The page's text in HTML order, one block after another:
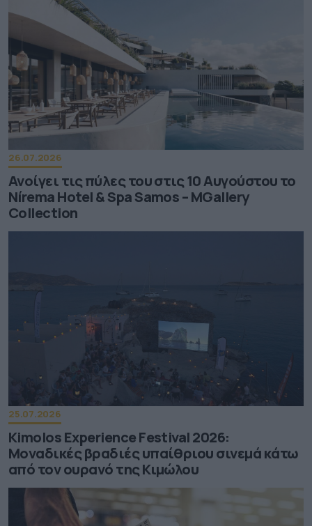
26.07.2026
Ανοίγει τις πύλες του στις 10 Αυγούστου το
Nírema Hotel & Spa Samos – MGallery
Collection
25.07.2026
Kimolos Experience Festival 2026:
Μοναδικές βραδιές υπαίθριου σινεμά κάτω
από τον ουρανό της Κιμώλου